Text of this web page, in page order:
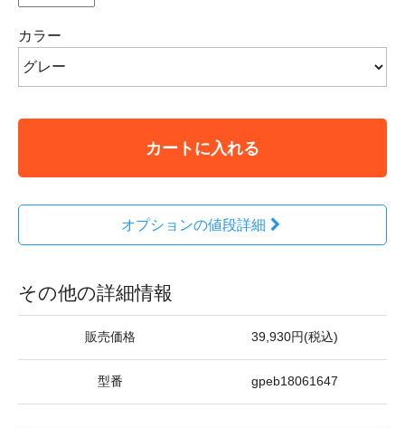
カラー
カートに入れる
オプションの値段詳細
その他の詳細情報
販売価格 39,930円(税込)
型番 gpeb18061647